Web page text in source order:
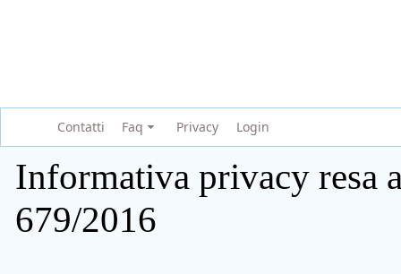
Contatti Faq Privacy Login
Informativa privacy resa
679/2016